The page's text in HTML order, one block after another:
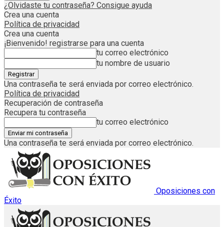
¿Olvidaste tu contraseña? Consigue ayuda
Crea una cuenta
Política de privacidad
Crea una cuenta
¡Bienvenido! registrarse para una cuenta
tu correo electrónico
tu nombre de usuario
Una contraseña te será enviada por correo electrónico.
Política de privacidad
Recuperación de contraseña
Recupera tu contraseña
tu correo electrónico
Una contraseña te será enviada por correo electrónico.
Oposiciones con
Éxito